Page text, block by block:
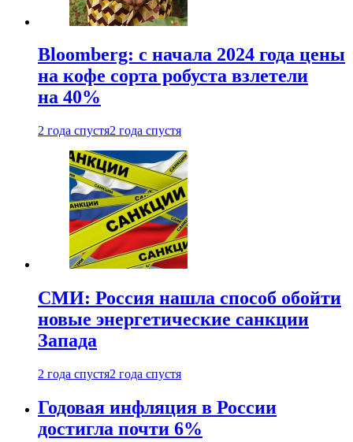
Bloomberg: с начала 2024 года цены
на кофе сорта робуста взлетели
на 40%
2 года спустя2 года спустя
СМИ: Россия нашла способ обойти
новые энергетические санкции
Запада
2 года спустя2 года спустя
Годовая инфляция в России
достигла почти 6%